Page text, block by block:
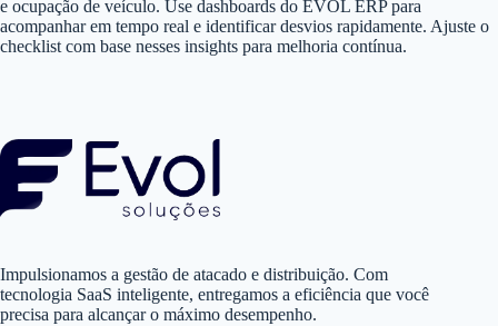
e ocupação de veículo. Use dashboards do EVOL ERP para
acompanhar em tempo real e identificar desvios rapidamente. Ajuste o
checklist com base nesses insights para melhoria contínua.
Impulsionamos a gestão de atacado e distribuição. Com
tecnologia SaaS inteligente, entregamos a eficiência que você
precisa para alcançar o máximo desempenho.